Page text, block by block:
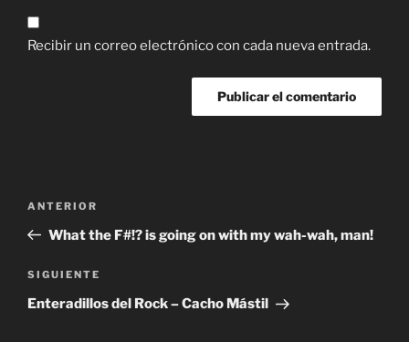
Recibir un correo electrónico con cada nueva entrada.
entradas
Entrada
anterior:
ANTERIOR
What the F#!? is going on with my wah-wah, man!
Siguiente
entrada
SIGUIENTE
Enteradillos del Rock – Cacho Mástil